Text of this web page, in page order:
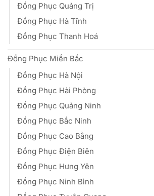
Đồng Phục Quảng Trị
Đồng Phục Hà Tĩnh
Đồng Phục Thanh Hoá
Đồng Phục Miền Bắc
Đồng Phục Hà Nội
Đồng Phục Hải Phòng
Đồng Phục Quảng Ninh
Đồng Phục Bắc Ninh
Đồng Phục Cao Bằng
Đồng Phục Điện Biên
Đồng Phục Hưng Yên
Đồng Phục Ninh Bình